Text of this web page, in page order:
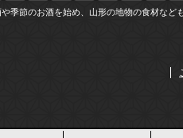
季節のお酒を始め、山形の地物の食材など